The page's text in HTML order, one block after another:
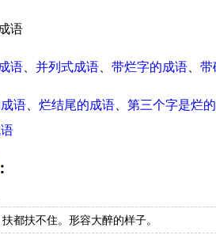
语
语 并列式成语 带烂字的成语 带
语 烂结尾的成语
第三个字是烂
都扶不住。形容大醉的样子。